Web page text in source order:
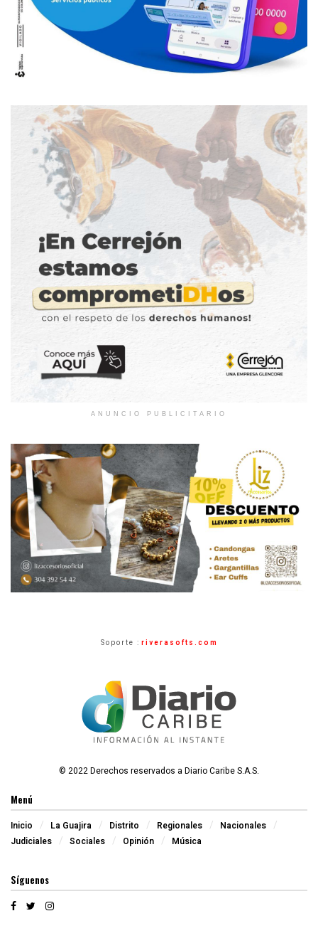
ANUNCIO PUBLICITARIO
Soporte : riverasofts.com
© 2022 Derechos reservados a Diario Caribe S.A.S.
Menú
Inicio La Guajira Distrito Regionales
Nacionales
Judiciales
Sociales Opinión Música
Síguenos